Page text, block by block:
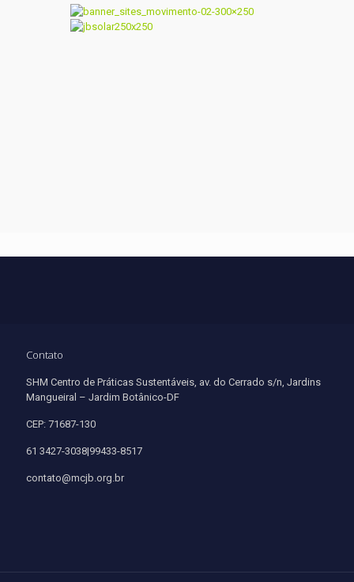
Contato
SHM Centro de Práticas Sustentáveis, av. do Cerrado s/n, Jardins
Mangueiral – Jardim Botânico-DF
CEP: 71687-130
61 3427-3038|99433-8517
contato@mcjb.org.br